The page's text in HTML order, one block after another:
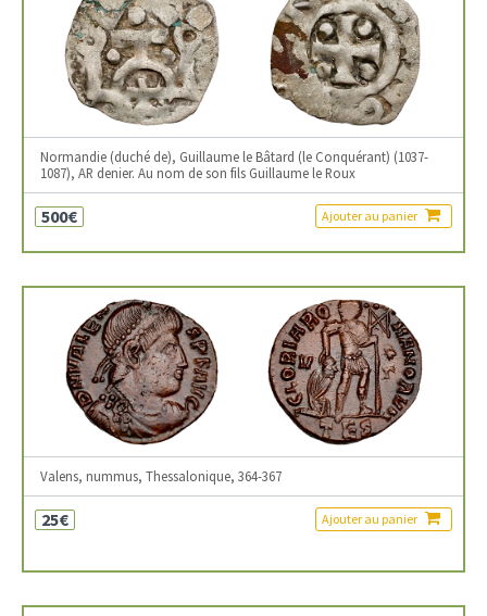
Normandie (duché de), Guillaume le Bâtard (le Conquérant) (1037-
1087), AR denier. Au nom de son fils Guillaume le Roux
500€ Ajouter au panier
Valens, nummus, Thessalonique, 364-367
25€ Ajouter au panier